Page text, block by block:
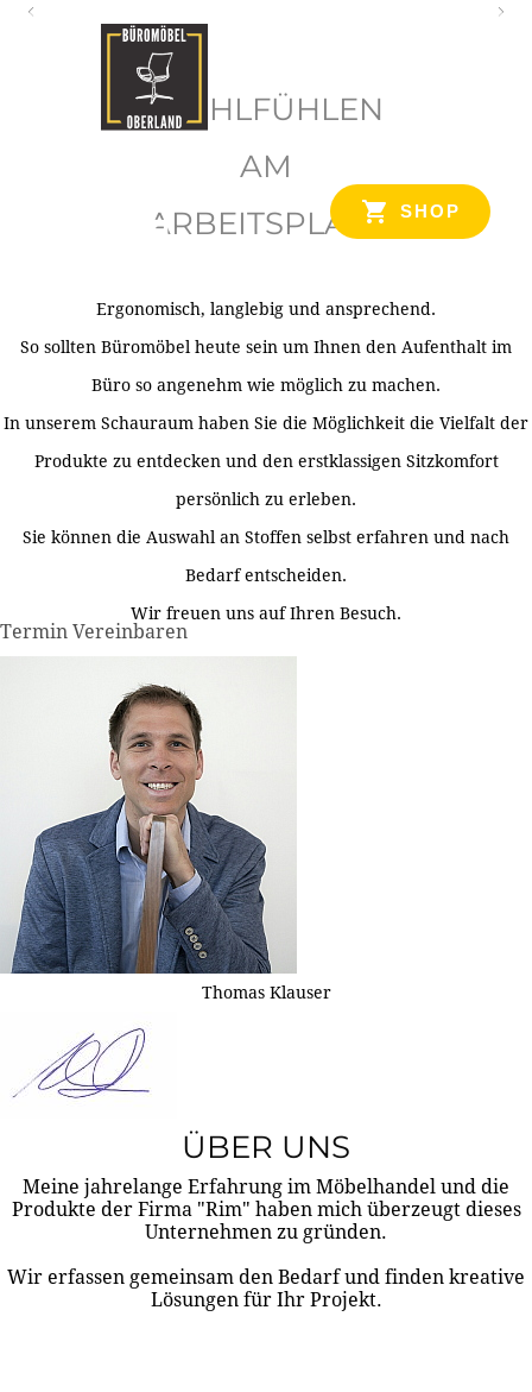
SHOP
WOHLFÜHLEN
AM
ARBEITSPLATZ
Ergonomisch, langlebig und ansprechend.
So sollten Büromöbel heute sein um Ihnen den Aufenthalt im
Büro so angenehm wie möglich zu machen.
In unserem Schauraum haben Sie die Möglichkeit die Vielfalt der
Produkte zu entdecken und den erstklassigen Sitzkomfort
persönlich zu erleben.
Sie können die Auswahl an Stoffen selbst erfahren und nach
Bedarf entscheiden.
Wir freuen uns auf Ihren Besuch.
Termin Vereinbaren
Thomas Klauser
ÜBER UNS
Meine jahrelange Erfahrung im Möbelhandel und die
Produkte der Firma "Rim" haben mich überzeugt dieses
Unternehmen zu gründen.
Wir erfassen gemeinsam den Bedarf und finden kreative
Lösungen für Ihr Projekt.